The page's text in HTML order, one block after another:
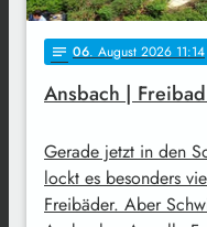
notes 06. August 2026 11:14
Ansbach |
Gerade jetzt in den
lockt es besonders
Freibäder. Aber